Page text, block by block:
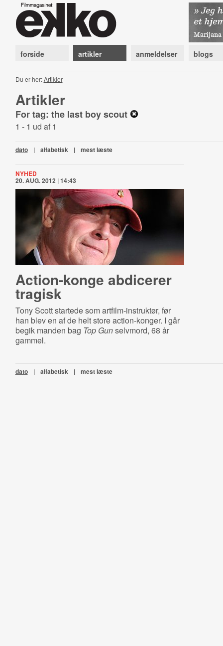
forside artikler anmeldelser blogs
Du er her:Artikler
Artikler
For tag: the last boy scout
1 - 1 ud af 1
dato | alfabetisk | mest læste
NYHED
20. AUG. 2012 | 14:43
Action-konge abdicerer
tragisk
Tony Scott startede som artfilm-instruktør, før
han blev en af de helt store action-konger. I går
begik manden bag Top Gunselvmord, 68 år
gammel.
dato | alfabetisk | mest læste